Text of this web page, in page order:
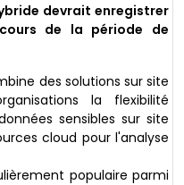
devrait enregistrer
de la période de
des solutions sur site
la flexibilité
sensibles sur site
cloud pour l'analyse
populaire parmi